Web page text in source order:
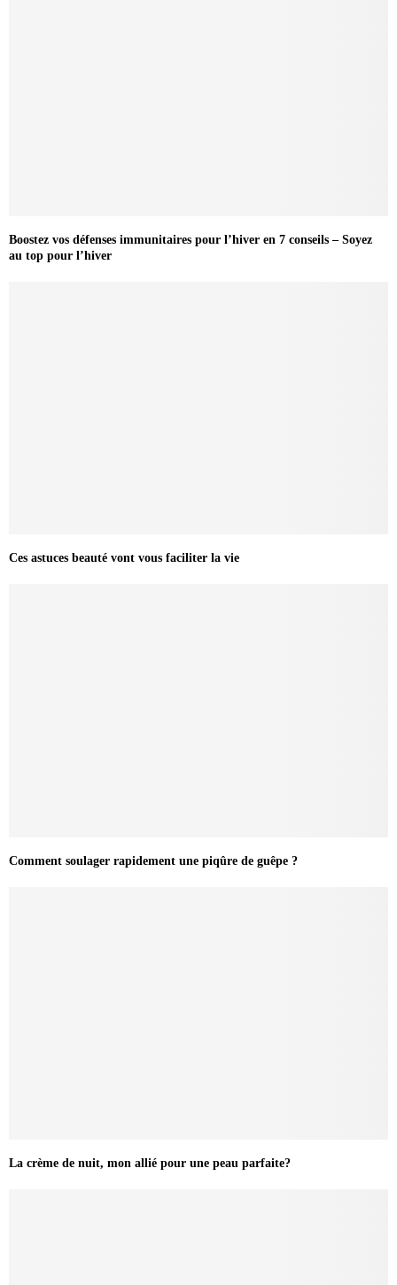
Boostez vos défenses immunitaires pour l’hiver en 7 conseils – Soyez
au top pour l’hiver
Ces astuces beauté vont vous faciliter la vie
Comment soulager rapidement une piqûre de guêpe ?
La crème de nuit, mon allié pour une peau parfaite?